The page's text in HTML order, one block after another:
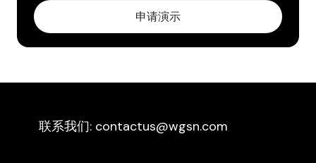
申请演示
联系我们: contactus@wgsn.com